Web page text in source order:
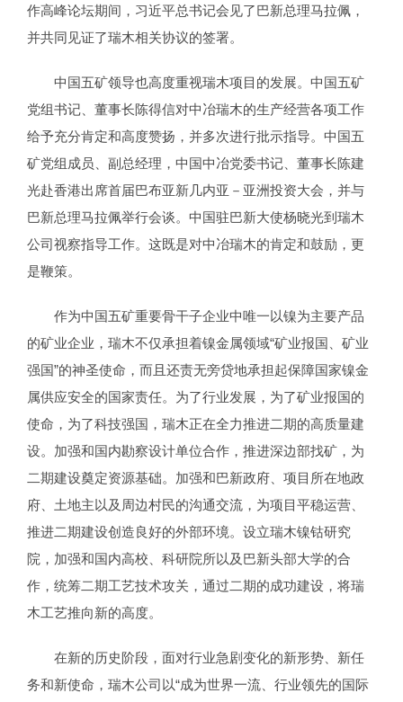
作高峰论坛期间，习近平总书记会见了巴新总理马拉佩，
并共同见证了瑞木相关协议的签署。
中国五矿领导也高度重视瑞木项目的发展。中国五矿
党组书记、董事长陈得信对中冶瑞木的生产经营各项工作
给予充分肯定和高度赞扬，并多次进行批示指导。中国五
矿党组成员、副总经理，中国中冶党委书记、董事长陈建
光赴香港出席首届巴布亚新几内亚－亚洲投资大会，并与
巴新总理马拉佩举行会谈。中国驻巴新大使杨晓光到瑞木
公司视察指导工作。这既是对中冶瑞木的肯定和鼓励，更
是鞭策。
作为中国五矿重要骨干子企业中唯一以镍为主要产品
的矿业企业，瑞木不仅承担着镍金属领域“矿业报国、矿业
强国”的神圣使命，而且还责无旁贷地承担起保障国家镍金
属供应安全的国家责任。为了行业发展，为了矿业报国的
使命，为了科技强国，瑞木正在全力推进二期的高质量建
设。加强和国内勘察设计单位合作，推进深边部找矿，为
二期建设奠定资源基础。加强和巴新政府、项目所在地政
府、土地主以及周边村民的沟通交流，为项目平稳运营、
推进二期建设创造良好的外部环境。设立瑞木镍钴研究
院，加强和国内高校、科研院所以及巴新头部大学的合
作，统筹二期工艺技术攻关，通过二期的成功建设，将瑞
木工艺推向新的高度。
在新的历史阶段，面对行业急剧变化的新形势、新任
务和新使命，瑞木公司以“成为世界一流、行业领先的国际